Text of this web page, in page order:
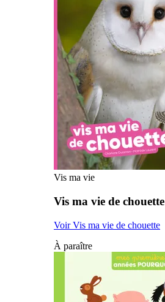
Vis ma vie
Vis ma vie de chouette
Voir Vis ma vie de chouette
À paraître